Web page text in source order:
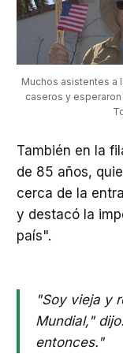
Muchos asistentes a
caseros y
También en la
de 85 años,
cerca de la
y destacó la
país".
"Soy vieja y
Mundial,"
entonces."